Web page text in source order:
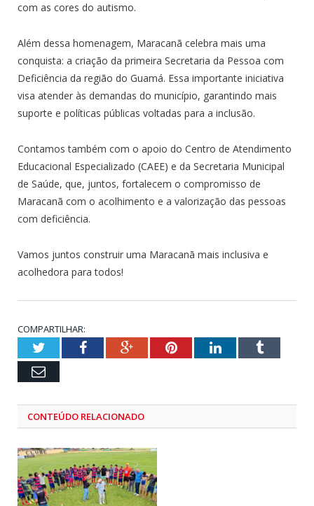
com as cores do autismo.
Além dessa homenagem, Maracanã celebra mais uma
conquista: a criação da primeira Secretaria da Pessoa com
Deficiência da região do Guamá. Essa importante iniciativa
visa atender às demandas do município, garantindo mais
suporte e políticas públicas voltadas para a inclusão.
Contamos também com o apoio do Centro de Atendimento
Educacional Especializado (CAEE) e da Secretaria Municipal
de Saúde, que, juntos, fortalecem o compromisso de
Maracanã com o acolhimento e a valorização das pessoas
com deficiência.
Vamos juntos construir uma Maracanã mais inclusiva e
acolhedora para todos!
COMPARTILHAR:
TwitterFacebookGoogle+PinterestLinkedInTumblr
Email
CONTEÚDO RELACIONADO